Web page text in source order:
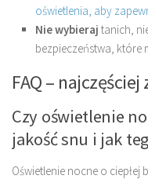
oświetlenia, aby
Nie wybieraj tanich,
bezpieczeństwa, które
FAQ –
Czy oświetlenie
jakość snu i jak
Oświetlenie nocne o ciepłej